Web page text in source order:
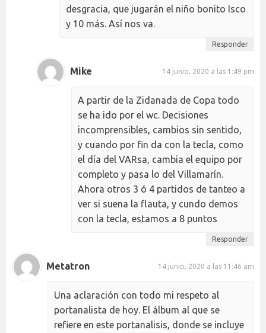
desgracia, que jugarán el niño bonito Isco
y 10 más. Así nos va.
Responder
Mike 14 junio, 2020 a las 1:49 pm
A partir de la Zidanada de Copa todo
se ha ido por el wc. Decisiones
incomprensibles, cambios sin sentido,
y cuando por fin da con la tecla, como
el día del VARsa, cambia el equipo por
completo y pasa lo del Villamarín.
Ahora otros 3 ó 4 partidos de tanteo a
ver si suena la flauta, y cundo demos
con la tecla, estamos a 8 puntos
Responder
Metatron 14 junio, 2020 a las 11:46 am
Una aclaración con todo mi respeto al
portanalista de hoy. El álbum al que se
refiere en este portanalisis, donde se incluye